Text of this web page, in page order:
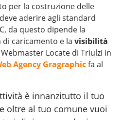
per la costruzione delle
aderire agli standard
da questo dipende la
caricamento e la visibilità
Locate di Triulzi in
Agency Gragraphicfa al
è innanzitutto il tuo
oltre al tuo comune vuoi